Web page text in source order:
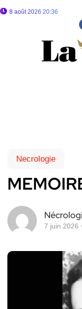
8 août 2026 20:36
Necrologie
7 juin 2026